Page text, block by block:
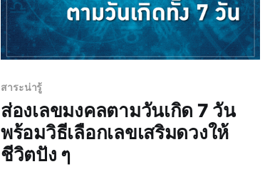
สาระน่ารู้
ส่องเลขมงคลตามวันเกิด 7 วัน
พร้อมวิธีเลือกเลขเสริมดวงให้
ชีวิตปัง ๆ